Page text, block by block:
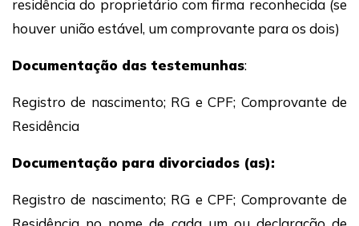
residência do proprietário com firma reconhecida (se
houver união estável, um comprovante para os dois)
Documentação das testemunhas:
Registro de nascimento; RG e CPF; Comprovante de
Residência
Documentação para divorciados (as):
Registro de nascimento; RG e CPF; Comprovante de